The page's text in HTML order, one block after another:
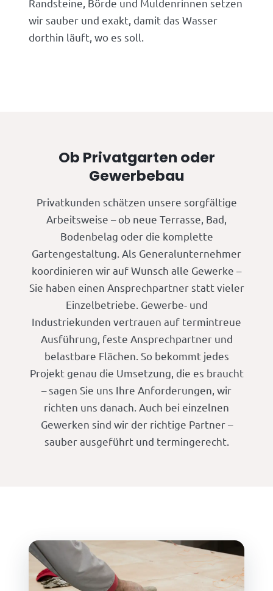
Randsteine, Börde und Muldenrinnen setzen
wir sauber und exakt, damit das Wasser
dorthin läuft, wo es soll.
Ob Privatgarten oder
Gewerbebau
Privatkunden schätzen unsere sorgfältige
Arbeitsweise – ob neue Terrasse, Bad,
Bodenbelag oder die komplette
Gartengestaltung. Als Generalunternehmer
koordinieren wir auf Wunsch alle Gewerke –
Sie haben einen Ansprechpartner statt vieler
Einzelbetriebe. Gewerbe- und
Industriekunden vertrauen auf termintreue
Ausführung, feste Ansprechpartner und
belastbare Flächen. So bekommt jedes
Projekt genau die Umsetzung, die es braucht
– sagen Sie uns Ihre Anforderungen, wir
richten uns danach. Auch bei einzelnen
Gewerken sind wir der richtige Partner –
sauber ausgeführt und termingerecht.